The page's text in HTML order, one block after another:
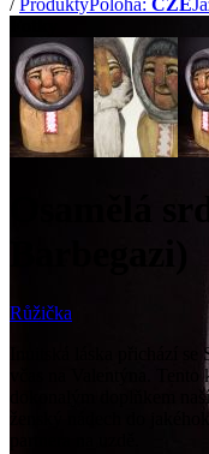
/ProduktyPoloha: CZE
Osamělá
Růžička
Inuitská láska přichází
včas na Valentýna.
dokonalým doplňkem
ženský nádech do